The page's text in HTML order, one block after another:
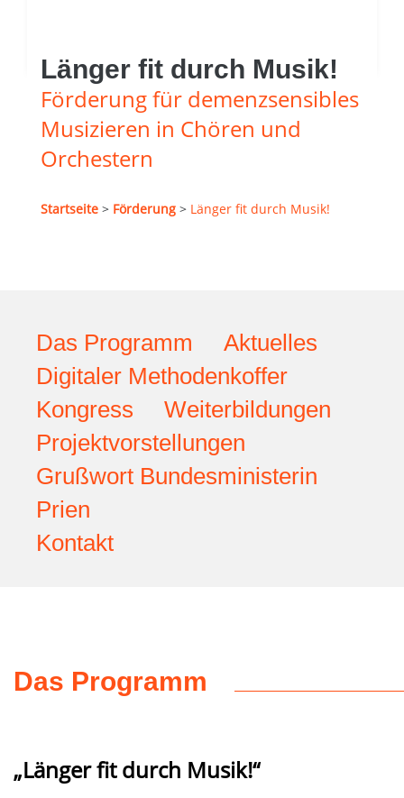
Länger fit durch Musik!
Förderung für demenzsensibles
Musizieren in Chören und
Orchestern
Startseite > Förderung > Länger fit durch Musik!
Das Programm
Aktuelles
Digitaler Methodenkoffer
Kongress
Weiterbildungen
Projektvorstellungen
Grußwort Bundesministerin
Prien
Kontakt
Das Programm
„Länger fit durch Musik!“